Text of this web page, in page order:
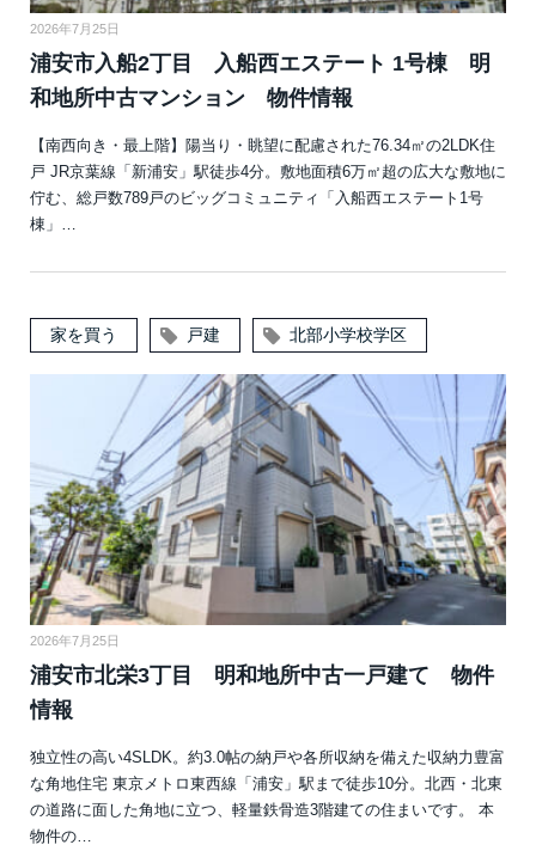
2026年7月25日
浦安市入船2丁目 入船西エステート 1号棟 明
和地所中古マンション 物件情報
【南西向き・最上階】陽当り・眺望に配慮された76.34㎡の2LDK住
戸 JR京葉線「新浦安」駅徒歩4分。敷地面積6万㎡超の広大な敷地に
佇む、総戸数789戸のビッグコミュニティ「入船西エステート1号
棟」…
家を買う 戸建 北部小学校学区
2026年7月25日
浦安市北栄3丁目 明和地所中古一戸建て 物件
情報
独立性の高い4SLDK。約3.0帖の納戸や各所収納を備えた収納力豊富
な角地住宅 東京メトロ東西線「浦安」駅まで徒歩10分。北西・北東
の道路に面した角地に立つ、軽量鉄骨造3階建ての住まいです。 本
物件の…